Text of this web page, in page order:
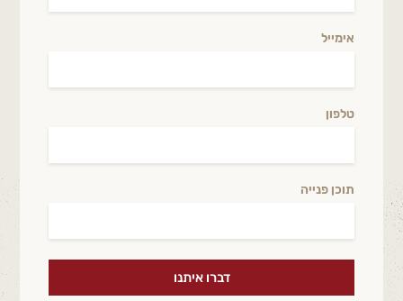
אימייל
טלפון
תוכן פנייה
דברו איתנו